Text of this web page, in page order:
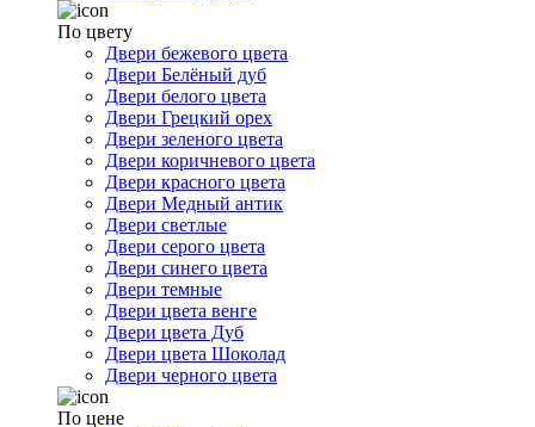
По цвету
Двери бежевого цвета
Двери Белёный дуб
Двери белого цвета
Двери Грецкий орех
Двери зеленого цвета
Двери коричневого цвета
Двери красного цвета
Двери Медный антик
Двери светлые
Двери серого цвета
Двери синего цвета
Двери темные
Двери цвета венге
Двери цвета Дуб
Двери цвета Шоколад
Двери черного цвета
По цене